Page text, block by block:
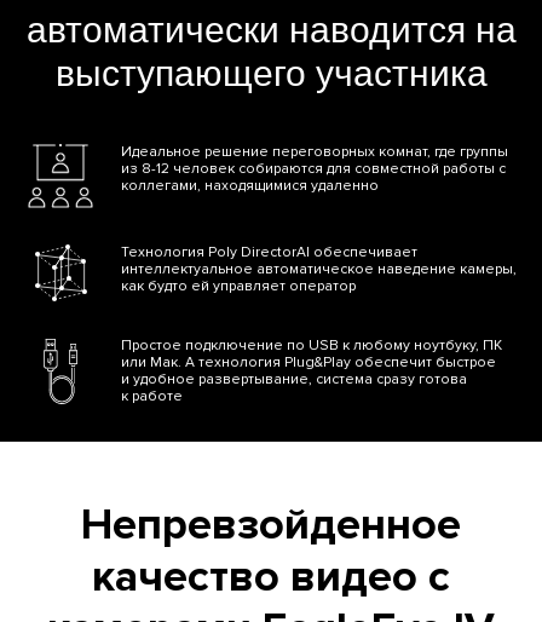
автоматически наводится на
выступающего участника
Идеальное решение переговорных комнат, где группы
из 8-12 человек собираются для совместной работы с
коллегами, находящимися удаленно
Технология Poly DirectorAI обеспечивает
интеллектуальное автоматическое наведение камеры,
как будто ей управляет оператор
Простое подключение по USB к любому ноутбуку, ПК
или Мак. А технология Plug&Play обеспечит быстрое
и удобное развертывание, система сразу готова
к работе
Непревзойденное
качество видео с